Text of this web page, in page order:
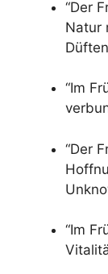
“Der
Natur
“Im
“Der
“Im